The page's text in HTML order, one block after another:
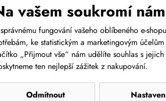
kamenných prodejens cyklistickým
v Brně Tuřanech, nedaleko od
jak od Prahy, tak i od Olomouce
vašem soukromí
fungování vašeho oblíbeného e-
ke statistickým a marketingovým
„Přijmout vše“ nám udělíte souhlas s
ten nejlepší zážitek z nakupování.
Odmítnout